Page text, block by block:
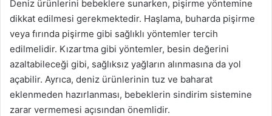
Deniz ürünlerini bebeklere sunarken, pişirme yöntemine
dikkat edilmesi gerekmektedir. Haşlama, buharda pişirme
veya fırında pişirme gibi sağlıklı yöntemler tercih
edilmelidir. Kızartma gibi yöntemler, besin değerini
azaltabileceği gibi, sağlıksız yağların alınmasına da yol
açabilir. Ayrıca, deniz ürünlerinin tuz ve baharat
eklenmeden hazırlanması, bebeklerin sindirim sistemine
zarar vermemesi açısından önemlidir.